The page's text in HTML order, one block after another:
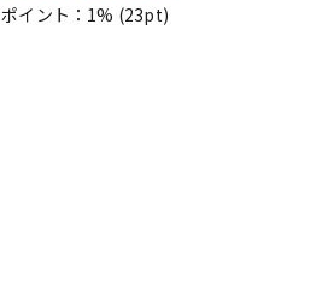
ポイント：1% (23pt)